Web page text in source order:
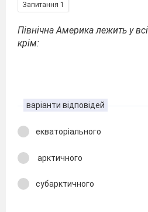
Запитання 1
Північна Америка лежить у
крім:
варіанти відповідей
екваторіального
арктичного
субарктичного